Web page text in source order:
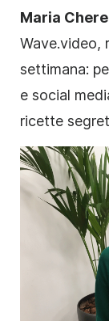
Maria
Wave.video,
settimana:
e social
ricette